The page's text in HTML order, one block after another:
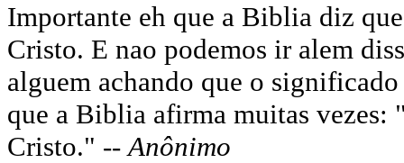
Importante eh que a Biblia diz
Cristo. E nao podemos ir alem
alguem achando que o
que a Biblia afirma muitas vezes:
Cristo." --Anônimo